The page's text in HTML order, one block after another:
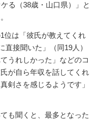
る（38歳・山口県）」と
位は「彼氏が教えてくれ
直接聞いた」（同19人）
うれしかった」などのコ
が自ら年収を話してくれ
剣さを感じるようです」
も聞くと、最多となった